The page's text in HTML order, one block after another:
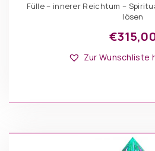
Fülle – innerer Reichtum –
lösen
€
Zur Wunschliste